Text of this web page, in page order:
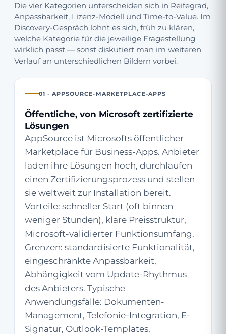
Die vier Kategorien unterscheiden sich in Reifegrad,
Anpassbarkeit, Lizenz-Modell und Time-to-Value. Im
Discovery-Gespräch lohnt es sich, früh zu klären,
welche Kategorie für die jeweilige Fragestellung
wirklich passt — sonst diskutiert man im weiteren
Verlauf an unterschiedlichen Bildern vorbei.
01 · APPSOURCE-MARKETPLACE-APPS
Öffentliche, von Microsoft zertifizierte
Lösungen
AppSource ist Microsofts öffentlicher
Marketplace für Business-Apps. Anbieter
laden ihre Lösungen hoch, durchlaufen
einen Zertifizierungsprozess und stellen
sie weltweit zur Installation bereit.
Vorteile: schneller Start (oft binnen
weniger Stunden), klare Preisstruktur,
Microsoft-validierter Funktionsumfang.
Grenzen: standardisierte Funktionalität,
eingeschränkte Anpassbarkeit,
Abhängigkeit vom Update-Rhythmus
des Anbieters. Typische
Anwendungsfälle: Dokumenten-
Management, Telefonie-Integration, E-
Signatur, Outlook-Templates,